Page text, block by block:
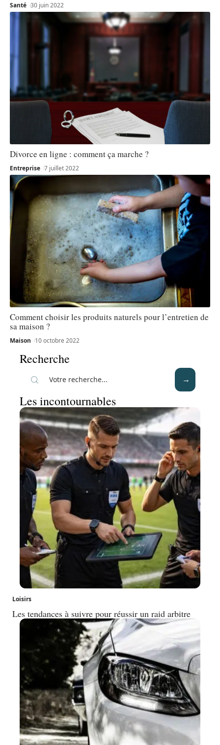
Santé 30 juin 2022
Divorce en ligne : comment ça marche ?
Entreprise 7 juillet 2022
Comment choisir les produits naturels pour l’entretien de
sa maison ?
Maison 10 octobre 2022
Recherche
Les incontournables
Loisirs
Les tendances à suivre pour réussir un raid arbitre